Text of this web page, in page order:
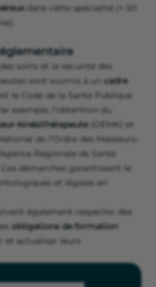
dans cette spécialité (+ 50
soins et la sécurité des
sont soumis à un cadre
le Code de la Santé Publique
exemple, l’obtention du
kinésithérapeute(DEMK) et
de l'Ordre des Masseurs-
Régionale de Santé
démarches garantissent le
et légales en
également respecter des
obligations de formation
actualiser leurs